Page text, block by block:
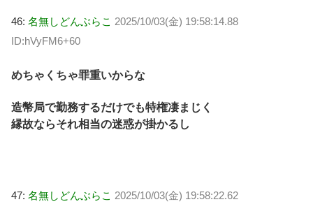
46: 名無しどんぶらこ 2025/10/03(金) 19:58:14.88
ID:hVyFM6+60
めちゃくちゃ罪重いからな
造幣局で勤務するだけでも特権凄まじく
縁故ならそれ相当の迷惑が掛かるし
47: 名無しどんぶらこ 2025/10/03(金) 19:58:22.62